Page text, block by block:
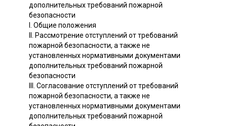
дополнительных требований пожарной
безопасности
I. Общие положения
II. Рассмотрение отступлений от требований
пожарной безопасности, а также не
установленных нормативными документами
дополнительных требований пожарной
безопасности
III. Согласование отступлений от требований
пожарной безопасности, а также не
установленных нормативными документами
дополнительных требований пожарной